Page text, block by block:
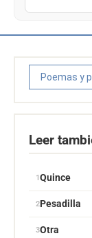
Poemas y
Leer
Quince
Pesadilla
Otra